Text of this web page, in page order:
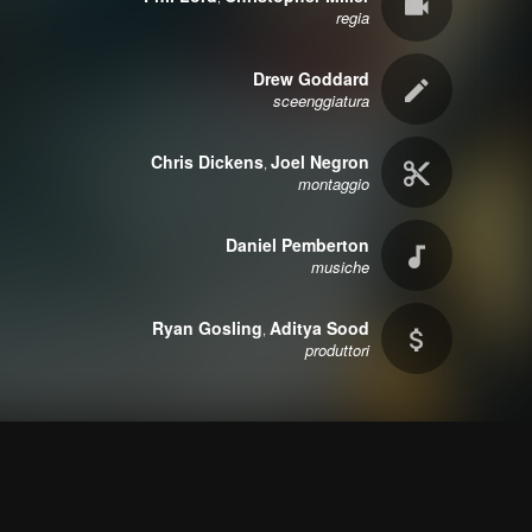
regia
Drew Goddard
sceenggiatura
Chris Dickens, Joel Negron
montaggio
Daniel Pemberton
musiche
Ryan Gosling, Aditya Sood
produttori